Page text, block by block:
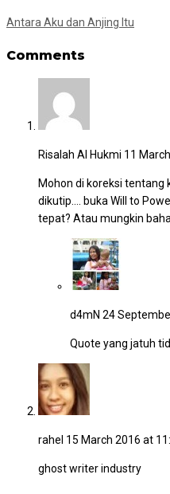
Antara Aku dan Anjing Itu
Comments
Risalah Al Hukmi 11
Mohon di koreksi tentang
dikutip…. buka Will to
tepat? Atau mungkin
d4mN 24
Quote yang jatuh
rahel 15 March 2016 at
ghost writer industry